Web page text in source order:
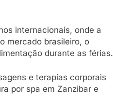
internacionais, onde a
mercado brasileiro, o
durante as férias.
e terapias corporais
por spa em Zanzibar e